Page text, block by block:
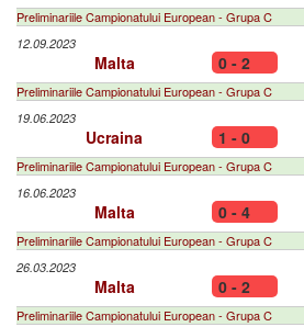
Preliminariile Campionatului European - Grupa C
12.09.2023
Malta 0 - 2
Preliminariile Campionatului European - Grupa C
19.06.2023
Ucraina 1 - 0
Preliminariile Campionatului European - Grupa C
16.06.2023
Malta 0 - 4
Preliminariile Campionatului European - Grupa C
26.03.2023
Malta 0 - 2
Preliminariile Campionatului European - Grupa C